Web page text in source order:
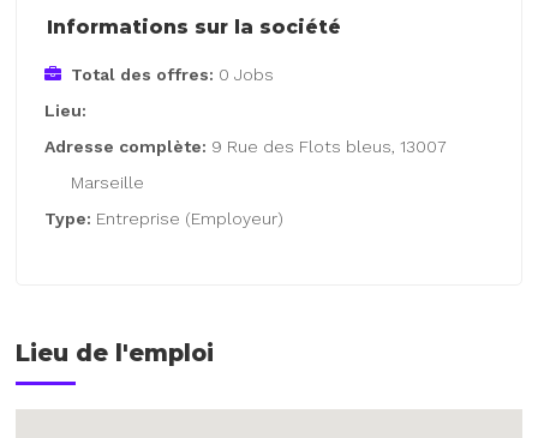
Informations sur la société
Total des offres: 0 Jobs
Lieu:
Adresse complète: 9 Rue des Flots bleus, 13007
Marseille
Type: Entreprise (Employeur)
Lieu de l'emploi